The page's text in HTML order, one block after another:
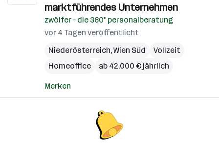
marktführendes Unternehmen
zwölfer – die 360° personalberatung
vor 4 Tagen veröffentlicht
Niederösterreich,Wien Süd
Vollzeit
Homeoffice
ab 42.000 € jährlich
Merken